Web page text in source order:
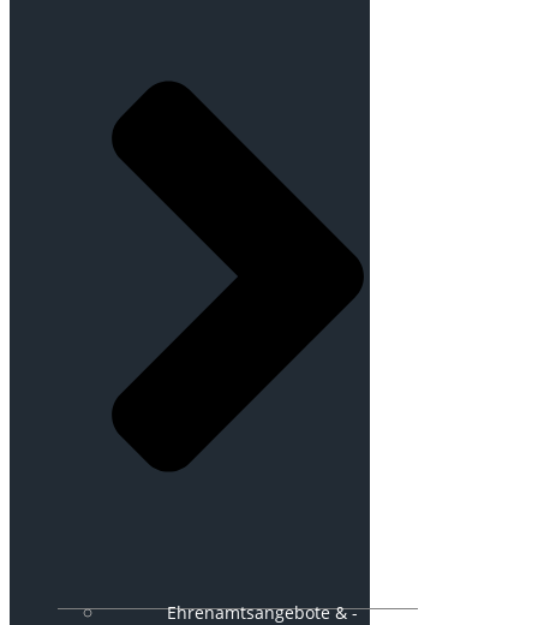
Ehrenamtsangebote & -